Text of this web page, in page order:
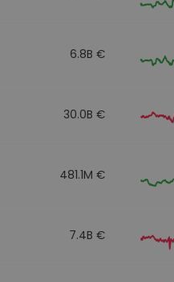
6.8B €
30.0B €
481.1M €
7.4B €